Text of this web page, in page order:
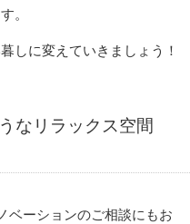
。
しに変えていきましょう！
なリラックス空間
ベーションのご相談にもお